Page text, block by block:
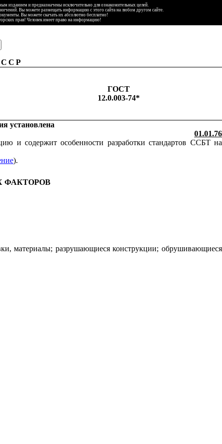
изданием и предназначены исключительно для ознакомительных целей.
Вы можете размещать информацию с этого сайта на любом другом сайте.
Вы можете скачать их абсолютно бесплатно!
прав! Человек имеет право на информацию!
ГОСТ
12.0.003-74*
установлена
01.01.76
и содержит особенности разработки стандартов ССБТ на
).
ФАКТОРОВ
материалы; разрушающиеся конструкции; обрушивающиеся